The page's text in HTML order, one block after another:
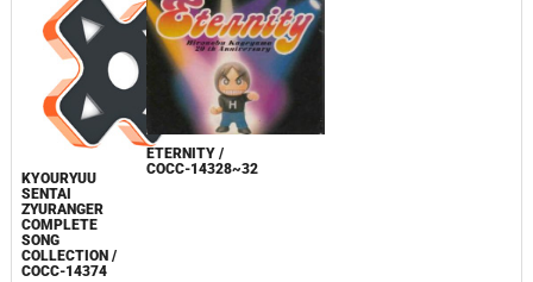
KYOURYUU
SENTAI
ZYURANGER
COMPLETE
SONG
COLLECTION /
COCC-14374
ETERNITY /
COCC-14328~32